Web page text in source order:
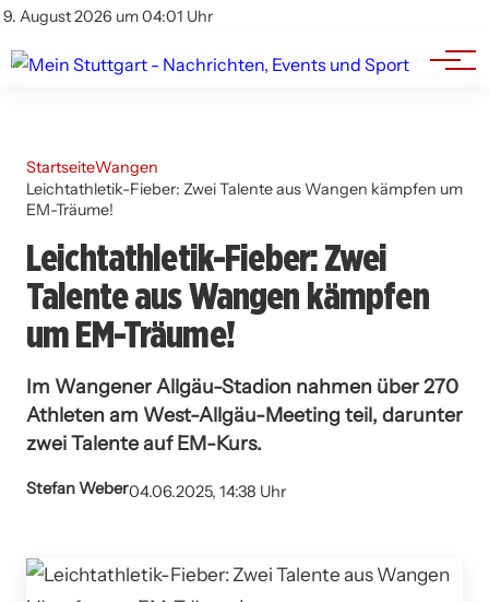
9. August 2026 um 04:01 Uhr
Impressum
Branchenbuch
Werbung
StartseiteWangen
Leichtathletik-Fieber: Zwei Talente aus Wangen kämpfen um
EM-Träume!
Leichtathletik-Fieber: Zwei
Talente aus Wangen kämpfen
um EM-Träume!
Im Wangener Allgäu-Stadion nahmen über 270
Athleten am West-Allgäu-Meeting teil, darunter
zwei Talente auf EM-Kurs.
Stefan Weber04.06.2025, 14:38 Uhr